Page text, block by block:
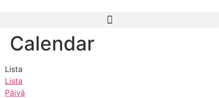
Calendar
Lista
Lista
Päivä